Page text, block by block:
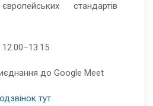
стандартів
до Google Meet
тут